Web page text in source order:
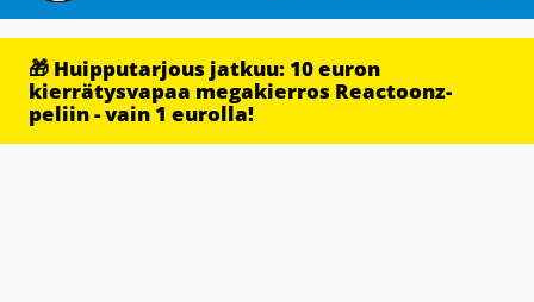
🎁 Huipputarjous jatkuu: 10 euron
kierrätysvapaa megakierros Reactoonz-
peliin - vain 1 eurolla!